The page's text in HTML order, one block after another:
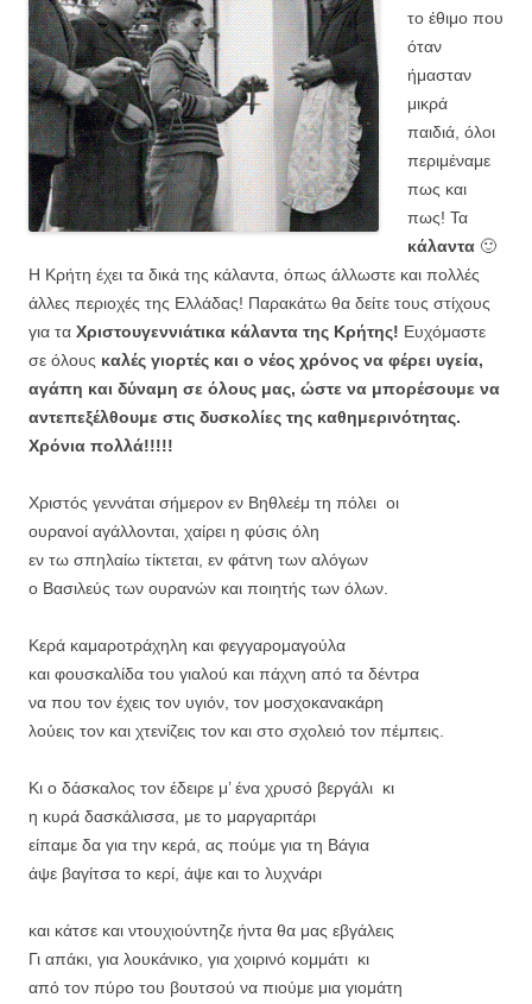
το έθιμο που
όταν
ήμασταν
μικρά
παιδιά, όλοι
περιμέναμε
πως και
πως! Τα
κάλαντα 🙂
Η Κρήτη έχει τα δικά της κάλαντα, όπως άλλωστε και πολλές
άλλες περιοχές της Ελλάδας! Παρακάτω θα δείτε τους στίχους
για τα Χριστουγεννιάτικα κάλαντα της Κρήτης! Ευχόμαστε
σε όλους καλές γιορτές και ο νέος χρόνος να φέρει υγεία,
αγάπη και δύναμη σε όλους μας, ώστε να μπορέσουμε να
αντεπεξέλθουμε στις δυσκολίες της καθημερινότητας.
Χρόνια πολλά!!!!!
Χριστός γεννάται σήμερον εν Βηθλεέμ τη πόλει οι
ουρανοί αγάλλονται, χαίρει η φύσις όλη
εν τω σπηλαίω τίκτεται, εν φάτνη των αλόγων
ο Βασιλεύς των ουρανών και ποιητής των όλων.
Κερά καμαροτράχηλη και φεγγαρομαγούλα
και φουσκαλίδα του γιαλού και πάχνη από τα δέντρα
να που τον έχεις τον υγιόν, τον μοσχοκανακάρη
λούεις τον και χτενίζεις τον και στο σχολειό τον πέμπεις.
Κι ο δάσκαλος τον έδειρε μ’ ένα χρυσό βεργάλι κι
η κυρά δασκάλισσα, με το μαργαριτάρι
είπαμε δα για την κερά, ας πούμε για τη Βάγια
άψε βαγίτσα το κερί, άψε και το λυχνάρι
και κάτσε και ντουχιούντηζε ήντα θα μας εβγάλεις
Γι απάκι, για λουκάνικο, για χοιρινό κομμάτι κι
από τον πύρο του βουτσού να πιούμε μια γιομάτη